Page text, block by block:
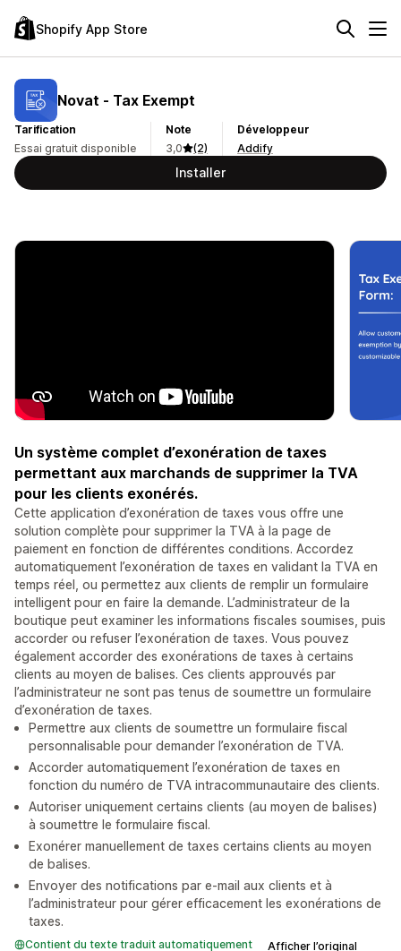
Shopify App Store
Novat ‑ Tax Exempt
Tarification
Essai gratuit disponible
Note
3,0
(2)
Développeur
Addify
Installer
Un système complet d’exonération de taxes
permettant aux marchands de supprimer la TVA
pour les clients exonérés.
Cette application d’exonération de taxes vous offre une
solution complète pour supprimer la TVA à la page de
paiement en fonction de différentes conditions. Accordez
automatiquement l’exonération de taxes en validant la TVA en
temps réel, ou permettez aux clients de remplir un formulaire
intelligent pour en faire la demande. L’administrateur de la
boutique peut examiner les informations fiscales soumises, puis
accorder ou refuser l’exonération de taxes. Vous pouvez
également accorder des exonérations de taxes à certains
clients au moyen de balises. Ces clients approuvés par
l’administrateur ne sont pas tenus de soumettre un formulaire
d’exonération de taxes.
Permettre aux clients de soumettre un formulaire fiscal
personnalisable pour demander l’exonération de TVA.
Accorder automatiquement l’exonération de taxes en
fonction du numéro de TVA intracommunautaire des clients.
Autoriser uniquement certains clients (au moyen de balises)
à soumettre le formulaire fiscal.
Exonérer manuellement de taxes certains clients au moyen
de balises.
Envoyer des notifications par e-mail aux clients et à
l’administrateur pour gérer efficacement les exonérations de
taxes.
Contient du texte traduit automatiquement Afficher l’original